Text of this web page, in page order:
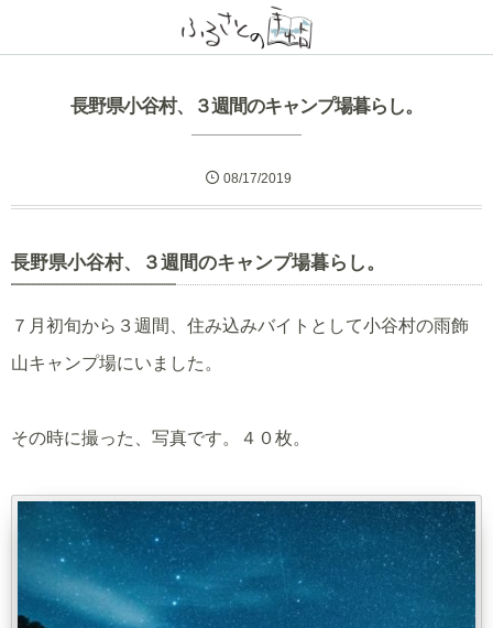
長野県小谷村、３週間のキャンプ場暮らし。
08/17/2019
長野県小谷村、３週間のキャンプ場暮らし。
７月初旬から３週間、住み込みバイトとして小谷村の雨飾
山キャンプ場にいました。
その時に撮った、写真です。４０枚。